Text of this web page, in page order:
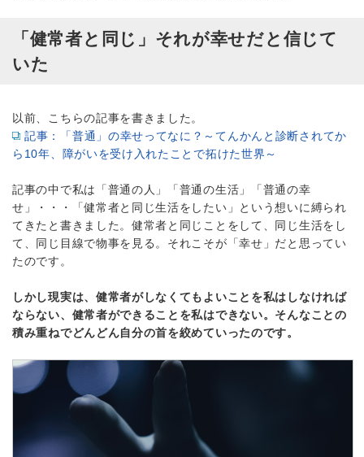
「健常者と同じ」それが幸せだと信じて
いた
以前、こちらの記事を書きました。
記事：「普通」の幸せってなに？～てんかんと診断されてか
ら10年、障がいを受け入れたことで拓けた世界～
記事の中で私は「普通の人」「普通の生活」「普通の幸
せ」・・・「健常者と同じ生活をしたい」という想いに縛られ
てきたと書きました。健常者と同じことをして、同じ生活をし
て、同じ目線で物事を見る。それこそが「幸せ」だと思ってい
たのです。
しかし現実は、健常者がしなくてもよいことを私はしなければ
ならない、健常者ができることを私はできない。そんなことの
積み重ねでどんどん自分の首を絞めていったのです。